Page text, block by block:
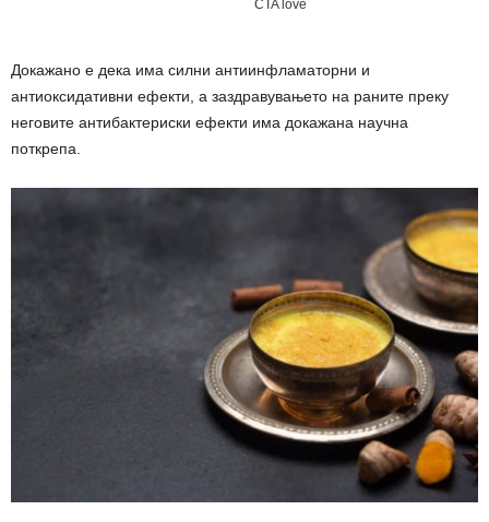
Докажано е дека има силни антиинфламаторни и
антиоксидативни ефекти, а заздравувањето на раните преку
неговите антибактериски ефекти има докажана научна
поткрепа.